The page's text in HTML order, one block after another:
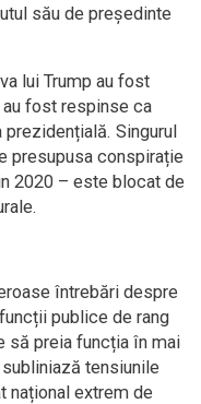
său de președinte
lui Trump au fost
fost respinse ca
Singurul
presupusa conspirație
2020 – este blocat de
întrebări despre
publice de rang
să preia funcția în mai
tensiunile
național extrem de